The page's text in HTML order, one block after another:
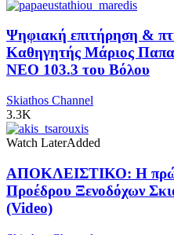
Ψηφιακή επιτήρηση &
Καθηγητής Μάριος
NEO 103.3 του Βόλου
Skiathos Channel
3.3K
Watch LaterAdded
ΑΠΟΚΛΕΙΣΤΙΚΟ: Η
Προέδρου Ξενοδόχων
(Video)